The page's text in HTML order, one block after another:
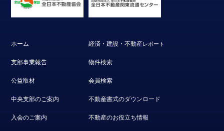
ホーム
支部事業報告
公益取材
中央支部のご案内
入会のご案内
経済・建設・不動産レポート
物件検索
会員検索
不動産書式のダウンロード
不動産のお役立ち情報